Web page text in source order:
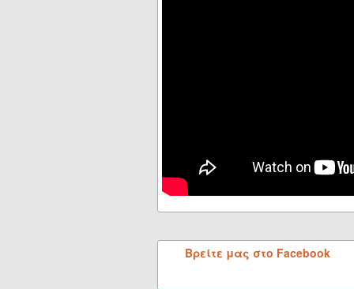
Βρείτε μας στο Facebook